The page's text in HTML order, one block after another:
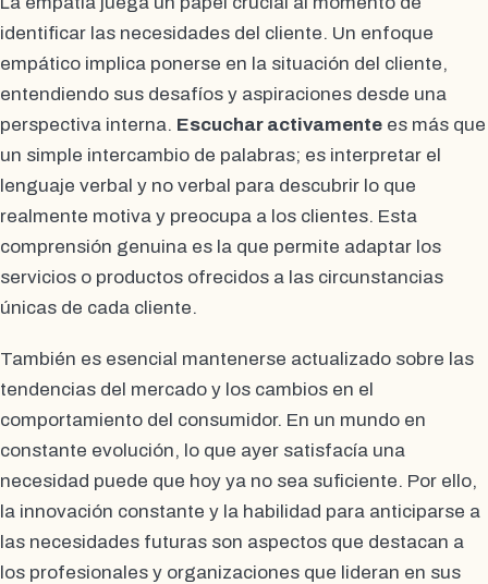
identificar las necesidades del cliente. Un enfoque
empático implica ponerse en la situación del cliente,
entendiendo sus desafíos y aspiraciones desde una
perspectiva interna. Escuchar activamente es más que
un simple intercambio de palabras; es interpretar el
lenguaje verbal y no verbal para descubrir lo que
realmente motiva y preocupa a los clientes. Esta
comprensión genuina es la que permite adaptar los
servicios o productos ofrecidos a las circunstancias
únicas de cada cliente.
También es esencial mantenerse actualizado sobre las
tendencias del mercado y los cambios en el
comportamiento del consumidor. En un mundo en
constante evolución, lo que ayer satisfacía una
necesidad puede que hoy ya no sea suficiente. Por ello,
la innovación constante y la habilidad para anticiparse a
las necesidades futuras son aspectos que destacan a
los profesionales y organizaciones que lideran en sus